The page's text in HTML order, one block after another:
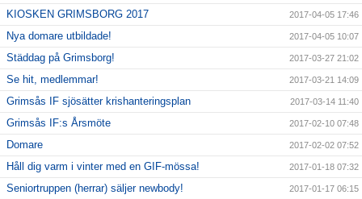
KIOSKEN GRIMSBORG 2017 2017-04-05 17:46
Nya domare utbildade! 2017-04-05 10:07
Städdag på Grimsborg! 2017-03-27 21:02
Se hit, medlemmar! 2017-03-21 14:09
Grimsås IF sjösätter krishanteringsplan 2017-03-14 11:40
Grimsås IF:s Årsmöte 2017-02-10 07:48
Domare 2017-02-02 07:52
Håll dig varm i vinter med en GIF-mössa! 2017-01-18 07:32
Seniortruppen (herrar) säljer newbody! 2017-01-17 06:15